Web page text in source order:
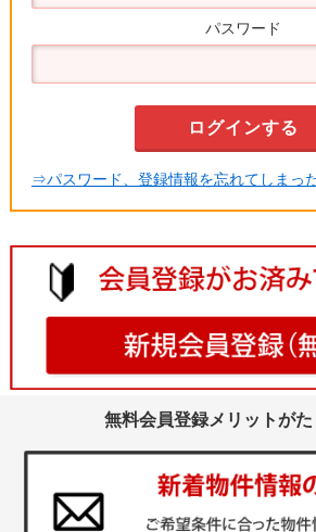
パスワード
⇒パスワード、登録情報を忘れてしまっ
無料会員登録メリットがた